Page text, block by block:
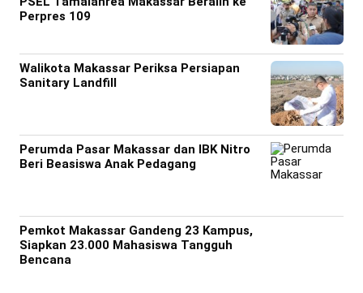
Perpres 109
Walikota Makassar Periksa Persiapan
Sanitary Landfill
Perumda Pasar Makassar dan IBK Nitro
Beri Beasiswa Anak Pedagang
Pemkot Makassar Gandeng 23 Kampus,
Siapkan 23.000 Mahasiswa Tangguh
Bencana